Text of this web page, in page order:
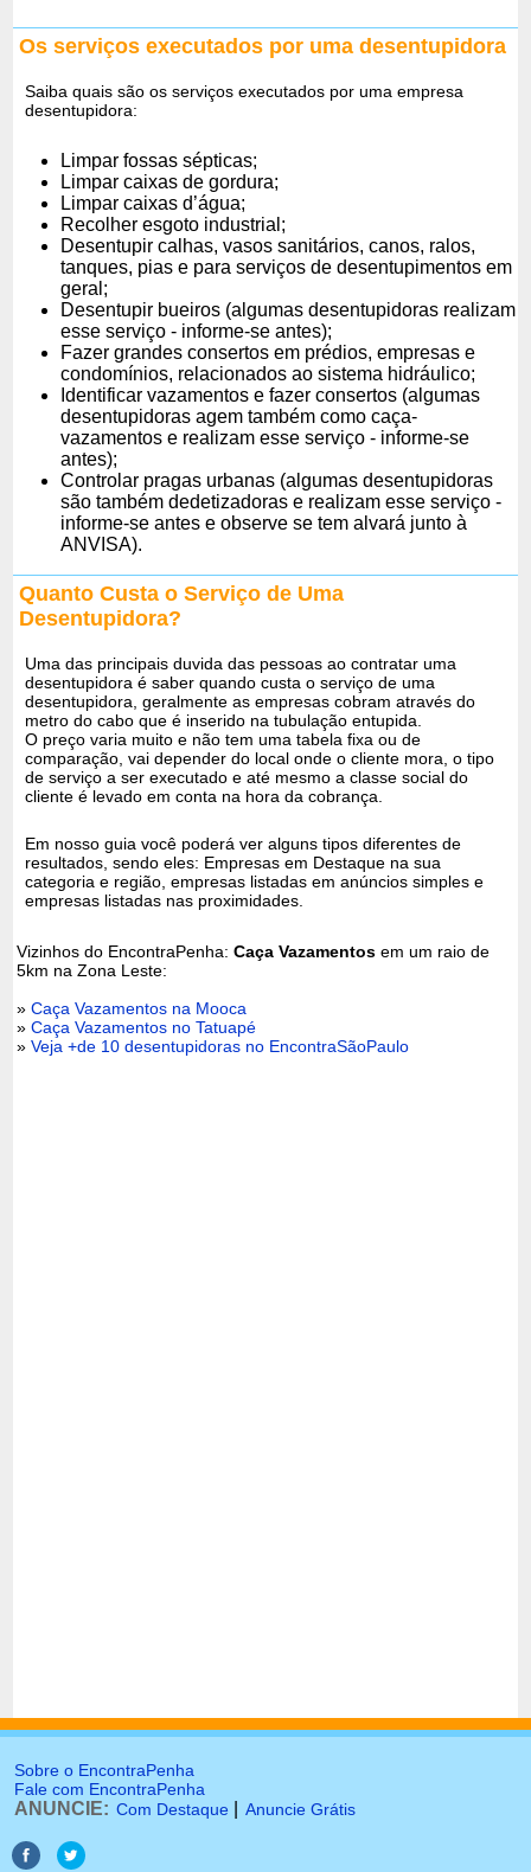
Os serviços executados por uma desentupidora
Saiba quais são os serviços executados por uma empresa
desentupidora:
Limpar fossas sépticas;
Limpar caixas de gordura;
Limpar caixas d’água;
Recolher esgoto industrial;
Desentupir calhas, vasos sanitários, canos, ralos,
tanques, pias e para serviços de desentupimentos em
geral;
Desentupir bueiros (algumas desentupidoras realizam
esse serviço - informe-se antes);
Fazer grandes consertos em prédios, empresas e
condomínios, relacionados ao sistema hidráulico;
Identificar vazamentos e fazer consertos (algumas
desentupidoras agem também como caça-
vazamentos e realizam esse serviço - informe-se
antes);
Controlar pragas urbanas (algumas desentupidoras
são também dedetizadoras e realizam esse serviço -
informe-se antes e observe se tem alvará junto à
ANVISA).
Quanto Custa o Serviço de Uma
Desentupidora?
Uma das principais duvida das pessoas ao contratar uma
desentupidora é saber quando custa o serviço de uma
desentupidora, geralmente as empresas cobram através do
metro do cabo que é inserido na tubulação entupida.
O preço varia muito e não tem uma tabela fixa ou de
comparação, vai depender do local onde o cliente mora, o tipo
de serviço a ser executado e até mesmo a classe social do
cliente é levado em conta na hora da cobrança.
Em nosso guia você poderá ver alguns tipos diferentes de
resultados, sendo eles: Empresas em Destaque na sua
categoria e região, empresas listadas em anúncios simples e
empresas listadas nas proximidades.
Vizinhos do EncontraPenha:Caça Vazamentos em um raio de
5km na Zona Leste:
»Caça Vazamentos na Mooca
»Caça Vazamentos no Tatuapé
»Veja +de 10 desentupidoras no EncontraSãoPaulo
Sobre o EncontraPenha
Fale com EncontraPenha
ANUNCIE: Com Destaque Anuncie Grátis